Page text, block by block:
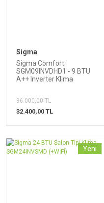
Sigma
Sigma Comfort
SGM09INVDHD1 - 9 BTU
A++ Inverter Klima
36.000,00 TL
32.400,00 TL
Yeni